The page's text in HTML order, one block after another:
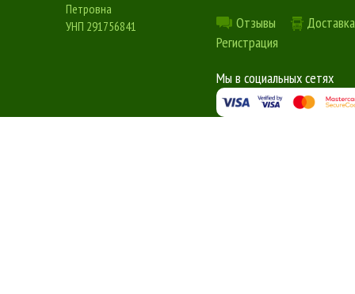
Петровна
УНП 291756841
Отзывы
Регистрация
Мы в социальных сетях